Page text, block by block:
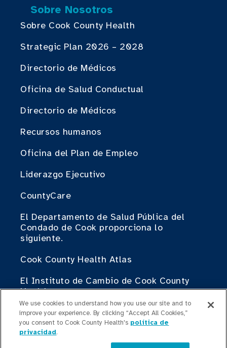
Sobre Nosotros
Sobre Cook County Health
Strategic Plan 2026 – 2028
Directorio de Médicos
Oficina de Salud Conductual
Directorio de Médicos
Recursos humanos
Oficina del Plan de Empleo
Liderazgo Ejecutivo
CountyCare
El Departamento de Salud Pública del
Condado de Cook proporciona lo
siguiente.
Cook County Health Atlas
El Instituto de Cambio de Cook County
Health
Contribuir
Haciendo Negocios con Cook County
We use cookies to understand how you use our site and to
improve your experience. By clicking “Accept All Cookies,”
you consent to Cook County Health's política de
privacidad.